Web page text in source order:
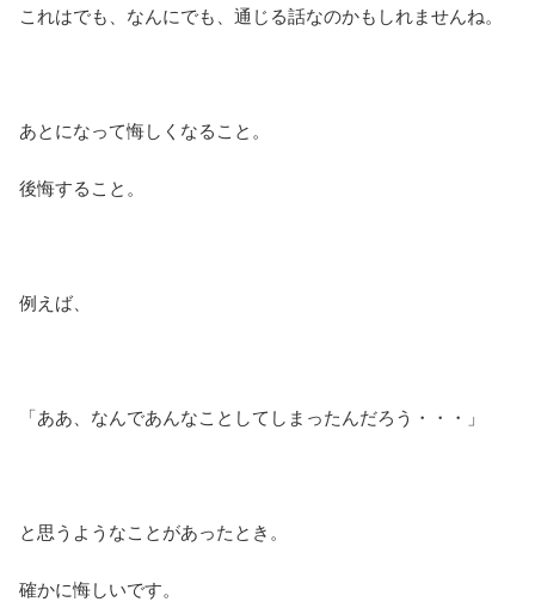
これはでも、なんにでも、通じる話なのかもしれませんね。
あとになって悔しくなること。
後悔すること。
例えば、
「ああ、なんであんなことしてしまったんだろう・・・」
と思うようなことがあったとき。
確かに悔しいです。